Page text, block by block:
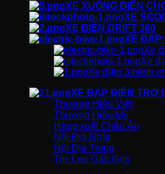
XE XUỒNG ĐIỆN
XE
XE ĐIỆN DRIFT 360
XE ĐẠP
Xe
Xe
Xe điện 3 bánh
XE ĐẠP ĐIỆN TRỢ
Thương Hiệu Việt
Thương Hiệu Mỹ
Hàng xuất Châu Âu
Nội Địa Nhật
Nội Địa Trung
Trợ Lực Gấp Gọn